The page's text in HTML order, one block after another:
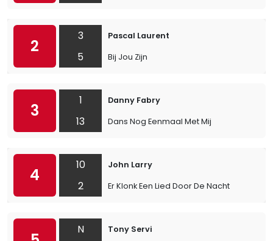
2
3
5
Pascal Laurent
Bij Jou Zijn
3
1
13
Danny Fabry
Dans Nog Eenmaal Met Mij
4
10
2
John Larry
Er Klonk Een Lied Door De Nacht
N
Tony Servi